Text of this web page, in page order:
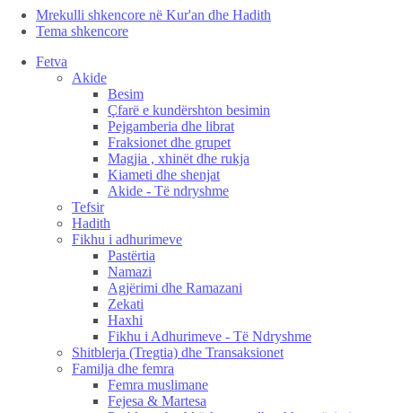
Mrekulli shkencore në Kur'an dhe Hadith
Tema shkencore
Fetva
Akide
Besim
Çfarë e kundërshton besimin
Pejgamberia dhe librat
Fraksionet dhe grupet
Magjia , xhinët dhe rukja
Kiameti dhe shenjat
Akide - Të ndryshme
Tefsir
Hadith
Fikhu i adhurimeve
Pastërtia
Namazi
Agjërimi dhe Ramazani
Zekati
Haxhi
Fikhu i Adhurimeve - Të Ndryshme
Shitblerja (Tregtia) dhe Transaksionet
Familja dhe femra
Femra muslimane
Fejesa & Martesa